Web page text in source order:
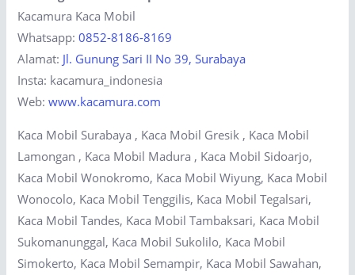
Kacamura Kaca Mobil
Whatsapp:0852-8186-8169
Alamat: Jl. Gunung Sari II No 39, Surabaya
Insta: kacamura_indonesia
Web:www.kacamura.com
Kaca Mobil Surabaya , Kaca Mobil Gresik , Kaca Mobil
Lamongan , Kaca Mobil Madura , Kaca Mobil Sidoarjo,
Kaca Mobil Wonokromo, Kaca Mobil Wiyung, Kaca Mobil
Wonocolo, Kaca Mobil Tenggilis, Kaca Mobil Tegalsari,
Kaca Mobil Tandes, Kaca Mobil Tambaksari, Kaca Mobil
Sukomanunggal, Kaca Mobil Sukolilo, Kaca Mobil
Simokerto, Kaca Mobil Semampir, Kaca Mobil Sawahan,